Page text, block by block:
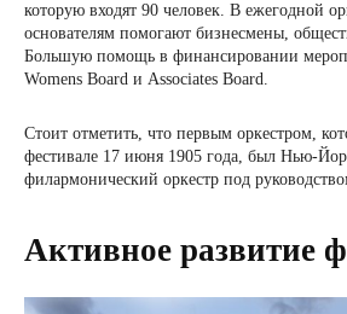
которую входят 90 человек. В ежегодной
основателям помогают бизнесмены,
Большую помощь в финансировании
Womens Board и Associates Board.
Стоит отметить, что первым оркестром,
фестивале 17 июня 1905 года, был Нью-
филармонический оркестр под
Активное развитие